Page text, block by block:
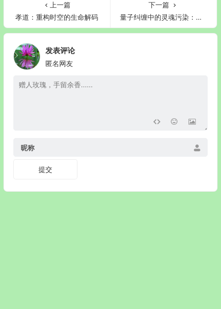
上一篇
孝道：重构时空的生命解码
下一篇
量子纠缠中的灵魂污染：从全息宇宙视角看婬色戒断
发表评论
匿名网友
昵称